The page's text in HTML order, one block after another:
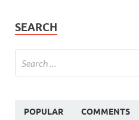
SEARCH
POPULAR COMMENTS